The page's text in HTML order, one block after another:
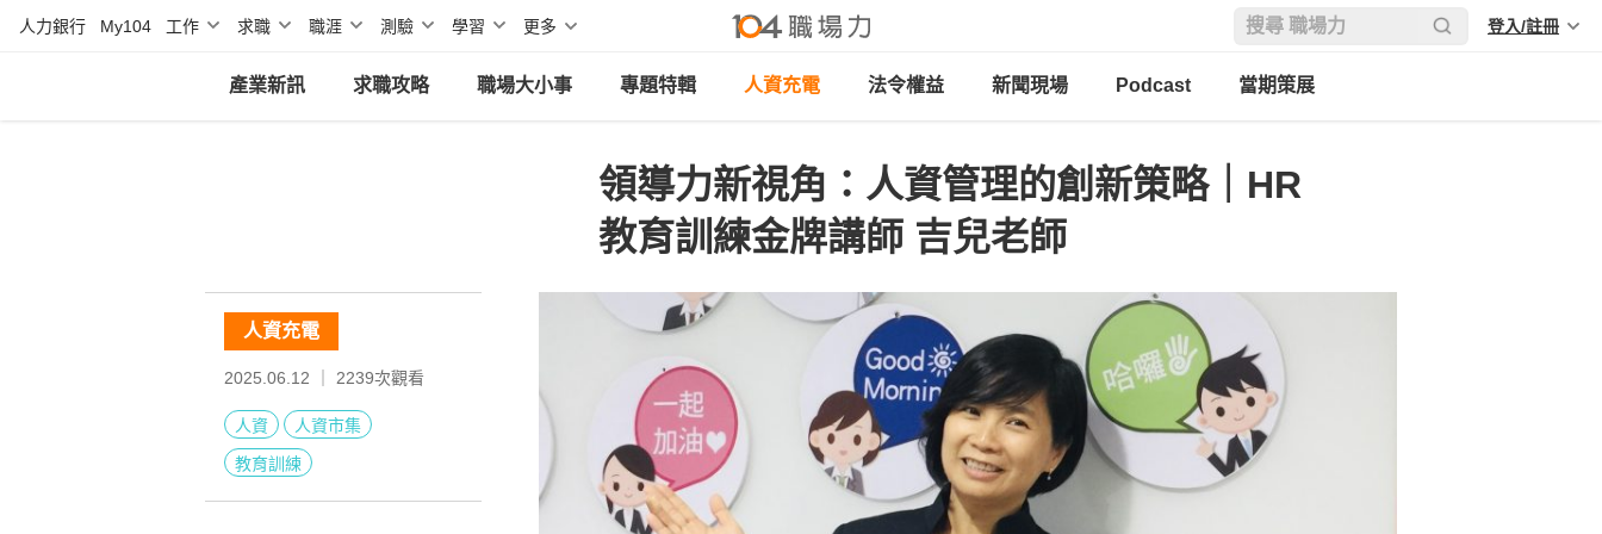
人力銀行 My104 工作 求職 職涯 測驗 學習 更多 登入/註冊
產業新訊 求職攻略 職場大小事 專題特輯 人資充電 法令權益 新聞現場 Podcast 當期策展
人資充電
2025.06.12 ｜ 2239次觀看
人資
人資市集
教育訓練
領導力新視角：人資管理的創新策略｜HR
教育訓練金牌講師 吉兒老師